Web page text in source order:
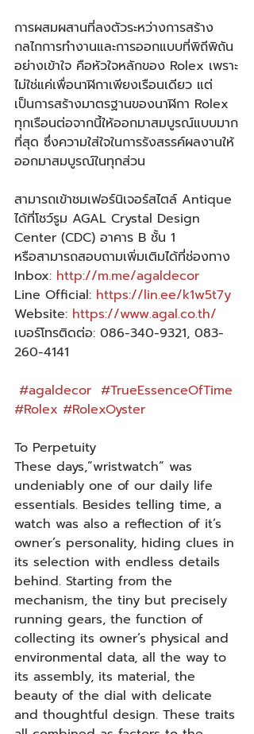
การผสมผสานที่ลงตัวระหว่างการสร้าง
กลไกการทำงานและการออกแบบที่พิถีพิถัน
อย่างเข้าใจ คือหัวใจหลักของ Rolex เพราะ
ไม่ใช่แค่เพื่อนาฬิกาเพียงเรือนเดียว แต่
เป็นการสร้างมาตรฐานของนาฬิกา Rolex
ทุกเรือนต่อจากนี้ให้ออกมาสมบูรณ์แบบมาก
ที่สุด ซึ่งความใส่ใจในการรังสรรค์ผลงานให้
ออกมาสมบูรณ์ในทุกส่วน
สามารถเข้าชมเฟอร์นิเจอร์สไตล์ Antique
ได้ที่โชว์รูม AGAL Crystal Design
Center (CDC) อาคาร B ชั้น 1
หรือสามารถสอบถามเพิ่มเติมได้ที่ช่องทาง
Inbox: http://m.me/agaldecor
Line Official: https://lin.ee/k1w5t7y
Website: https://www.agal.co.th/
เบอร์โทรติดต่อ: 086-340-9321, 083-
260-4141
#agaldecor #TrueEssenceOfTime
#Rolex #RolexOyster
To Perpetuity
These days,”wristwatch” was
undeniably one of our daily life
essentials. Besides telling time, a
watch was also a reflection of it’s
owner’s personality, hiding clues in
its selection with endless details
behind. Starting from the
mechanism, the tiny but precisely
running gears, the function of
collecting its owner’s physical and
environmental data, all the way to
its assembly, its material, the
beauty of the dial with delicate
and thoughtful design. These traits